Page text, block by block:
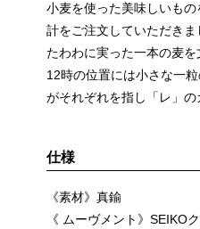
小麦を使った美味しいも
計をご注文していただきま
たわわに実った一本の麦を
12時の位置には小さな一
がそれぞれを指し「レ」の
仕様
《素材》真鍮
《 ムーヴメント》SEIKO